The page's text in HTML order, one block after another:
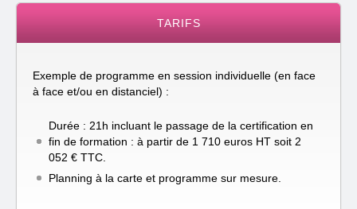
TARIFS
Exemple de programme en session individuelle (en face
à face et/ou en distanciel) :
Durée : 21h incluant le passage de la certification en
fin de formation : à partir de 1 710 euros HT soit 2
052 € TTC.
Planning à la carte et programme sur mesure.